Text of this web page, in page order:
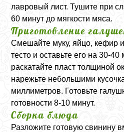
лавровый лист. Тушите при
60 минут до мягкости мяса.
Приготовление
Смешайте муку, яйцо, кефир
тесто и оставьте его на 30-40
раскатайте пласт толщиной
нарежьте небольшими
миллиметров. Готовьте
готовности 8-10 минут.
Сборка блюда
Разложите готовую свинину